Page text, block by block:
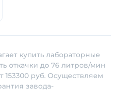
купить лабораторные
откачки до 76 литров/мин
153300 руб. Осуществляем
завода-